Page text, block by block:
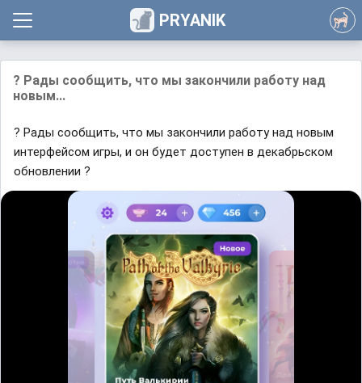
PRYANIK
? Рады сообщить, что мы закончили работу над
новым...
? Рады сообщить, что мы закончили работу над новым
интерфейсом игры, и он будет доступен в декабрьском
обновлении ?